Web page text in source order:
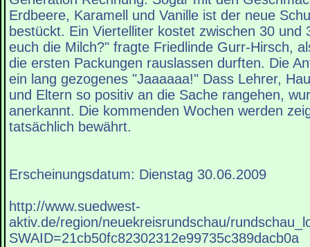
Erdbeere, Karamell und Vanille ist der neue
bestückt. Ein Viertelliter kostet zwischen 30 und
euch die Milch?" fragte Friedlinde Gurr-Hirsch,
die ersten Packungen rauslassen durften. Die
ein lang gezogenes "Jaaaaaa!" Dass Lehrer,
und Eltern so positiv an die Sache rangehen,
anerkannt. Die kommenden Wochen werden
tatsächlich bewährt.
Erscheinungsdatum: Dienstag 30.06.2009
http://www.suedwest-
aktiv.de/region/neuekreisrundschau/
SWAID=21cb50fc82302312e99735c389dacb0a